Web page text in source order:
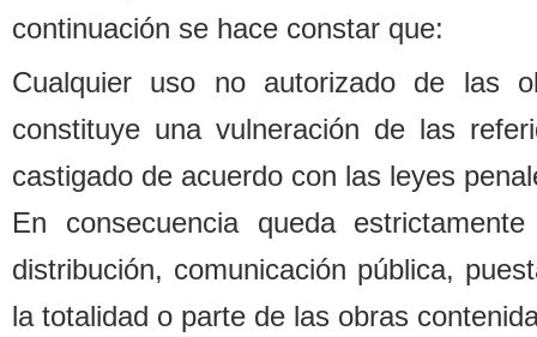
continuación se hace constar que:
Cualquier uso no autorizado de las o
constituye una vulneración de las
castigado de acuerdo con las leyes
En consecuencia queda
distribución, comunicación pública,
la totalidad o parte de las obras